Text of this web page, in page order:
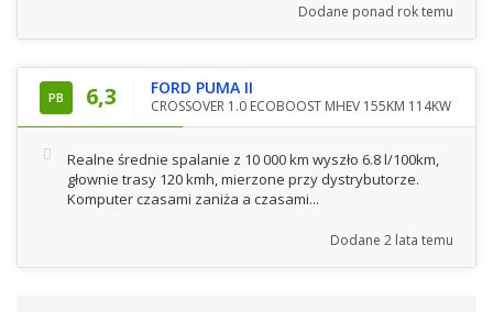
Dodane ponad rok temu
PB 6,3 FORD PUMA II
CROSSOVER 1.0 ECOBOOST MHEV 155KM 114KW
Realne średnie spalanie z 10 000 km wyszło 6.8 l/100km,
głownie trasy 120 kmh, mierzone przy dystrybutorze.
Komputer czasami zaniża a czasami...
Dodane 2 lata temu